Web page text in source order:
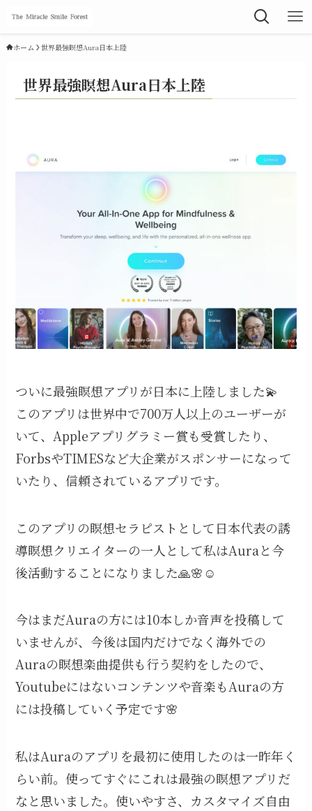
ホーム 世界最強瞑想Aura日本上陸
世界最強瞑想Aura日本上陸
ついに最強瞑想アプリが日本に上陸しました💫
このアプリは世界中で700万人以上のユーザーが
いて、Appleアプリグラミー賞も受賞したり、
ForbsやTIMESなど大企業がスポンサーになって
いたり、信頼されているアプリです。
このアプリの瞑想セラピストとして日本代表の誘
導瞑想クリエイターの一人として私はAuraと今
後活動することになりました🙏🌸☺️
今はまだAuraの方には10本しか音声を投稿して
いませんが、今後は国内だけでなく海外での
Auraの瞑想楽曲提供も行う契約をしたので、
Youtubeにはないコンテンツや音楽もAuraの方
には投稿していく予定です🌸
私はAuraのアプリを最初に使用したのは一昨年く
らい前。使ってすぐにこれは最強の瞑想アプリだ
なと思いました。使いやすさ、カスタマイズ自由